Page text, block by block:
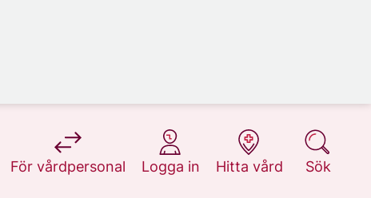
För vårdpersonal
på 1177.se
Logga in
på 1177.se
Hitta vård
på 1177.se
Sök
på 1177.se